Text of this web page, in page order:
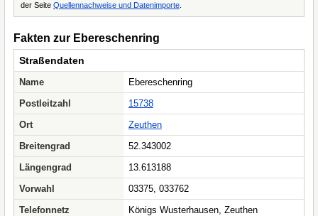
der Seite Quellennachweise und Datenimporte
Fakten zur Ebereschenring
Straßendaten
Name
Ebereschenring
Postleitzahl
15738
Ort
Zeuthen
Breitengrad
52.343002
Längengrad
13.613188
Vorwahl
03375, 033762
Telefonnetz
Königs Wusterhausen, Zeuthen